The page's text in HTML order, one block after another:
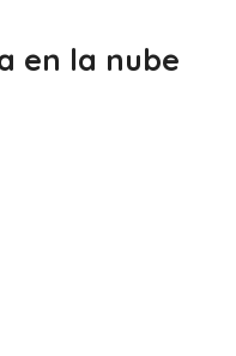
en la nube